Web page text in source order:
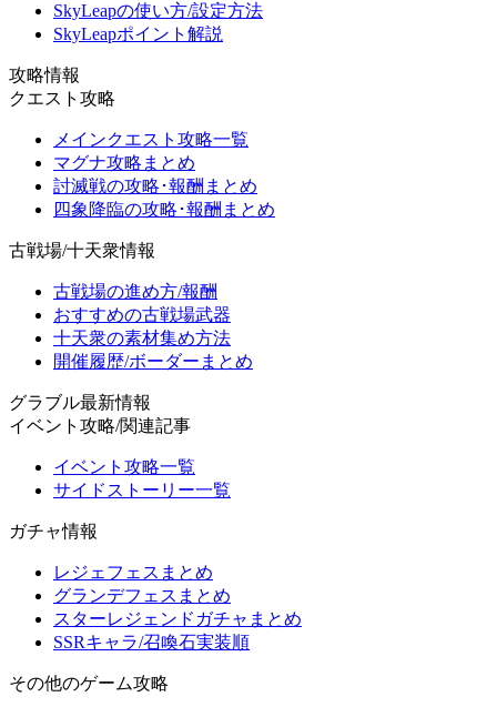
SkyLeapの使い方/設定方法
SkyLeapポイント解説
攻略情報
クエスト攻略
メインクエスト攻略一覧
マグナ攻略まとめ
討滅戦の攻略･報酬まとめ
四象降臨の攻略･報酬まとめ
古戦場/十天衆情報
古戦場の進め方/報酬
おすすめの古戦場武器
十天衆の素材集め方法
開催履歴/ボーダーまとめ
グラブル最新情報
イベント攻略/関連記事
イベント攻略一覧
サイドストーリー一覧
ガチャ情報
レジェフェスまとめ
グランデフェスまとめ
スターレジェンドガチャまとめ
SSRキャラ/召喚石実装順
その他のゲーム攻略